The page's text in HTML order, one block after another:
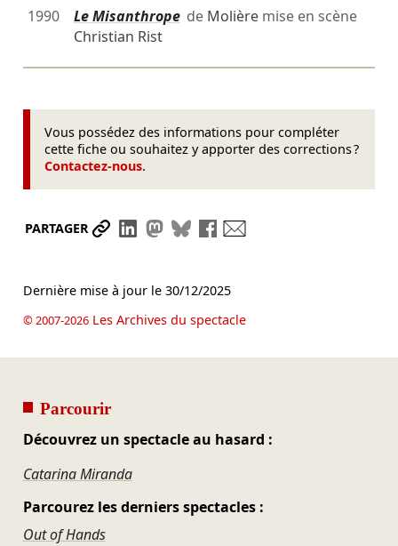
1990
Le Misanthropede Molièremise en scène
Christian Rist
Vous possédez des informations pour compléter
cette fiche ou souhaitez y apporter des corrections ?
Contactez-nous.
PARTAGER Partager le lien
Partager sur LinkedIn
Partager sur Mastodon
Partager sur Bluesky
Partager sur Facebook
Dernière mise à jour le 30/12/2025
© 2007-2026Les Archives du spectacle
Parcourir
Découvrez un spectacle au hasard :
Catarina Miranda
Parcourez les derniers spectacles :
Out of Hands